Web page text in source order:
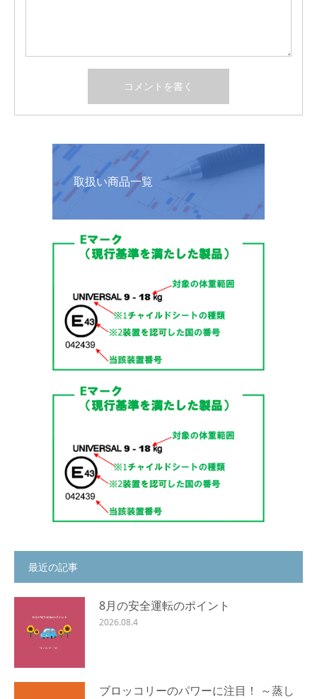
取扱い商品一覧
最近の記事
8月の安全運転のポイント
2026.08.4
ブロッコリーのパワーに注目！ ～蒸し